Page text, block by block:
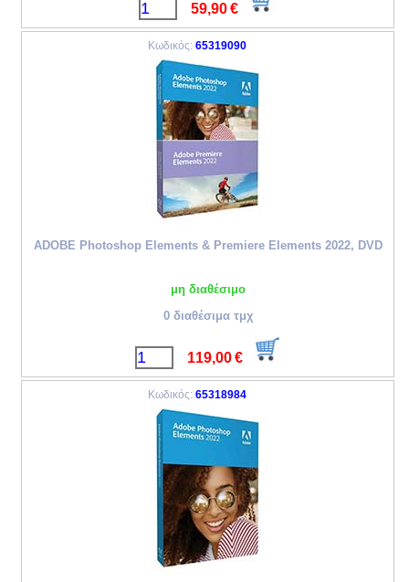
59,90€
Κωδικός: 65319090
ADOBE Photoshop Elements & Premiere Elements 2022, DVD
μη διαθέσιμο
0 διαθέσιμα τμχ
119,00 €
Κωδικός: 65318984